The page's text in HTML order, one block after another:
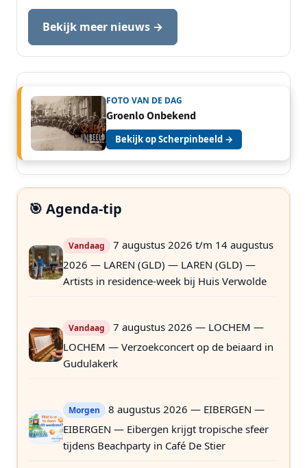
Bekijk meer nieuws →
FOTO VAN DE DAG
Groenlo Onbekend
Bekijk op Scherpinbeeld →
🎯 Agenda-tip
Vandaag
7 augustus 2026 t/m 14 augustus
2026 — LAREN (GLD) — LAREN (GLD) —
Artists in residence-week bij Huis Verwolde
Vandaag
7 augustus 2026 — LOCHEM —
LOCHEM — Verzoekconcert op de beiaard in
Gudulakerk
Morgen
8 augustus 2026 — EIBERGEN —
EIBERGEN — Eibergen krijgt tropische sfeer
tijdens Beachparty in Café De Stier